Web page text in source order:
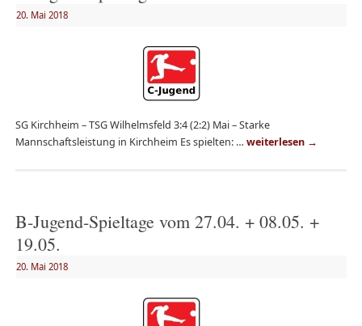
20. Mai 2018
SG Kirchheim – TSG Wilhelmsfeld 3:4 (2:2) Mai – Starke
Mannschaftsleistung in Kirchheim Es spielten: … weiterlesen →
B-Jugend-Spieltage vom 27.04. + 08.05. +
19.05.
20. Mai 2018